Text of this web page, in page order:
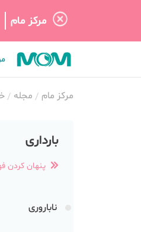
مرکز مام
مرکز مام مجله
بارداری
پنهان کردن
ناباروری